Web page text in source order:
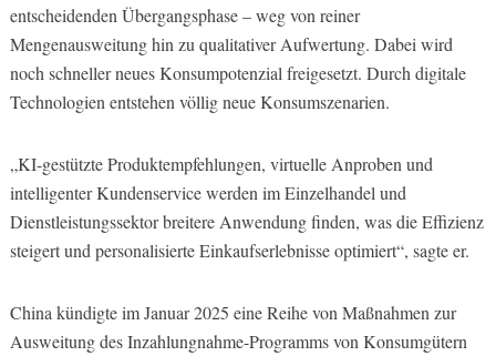
entscheidenden Übergangsphase – weg von reiner
Mengenausweitung hin zu qualitativer Aufwertung. Dabei wird
noch schneller neues Konsumpotenzial freigesetzt. Durch digitale
Technologien entstehen völlig neue Konsumszenarien.
„KI-gestützte Produktempfehlungen, virtuelle Anproben und
intelligenter Kundenservice werden im Einzelhandel und
Dienstleistungssektor breitere Anwendung finden, was die Effizienz
steigert und personalisierte Einkaufserlebnisse optimiert“, sagte er.
China kündigte im Januar 2025 eine Reihe von Maßnahmen zur
Ausweitung des Inzahlungnahme-Programms von Konsumgütern